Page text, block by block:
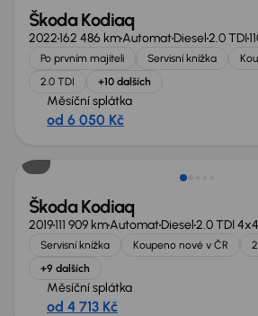
Škoda Kodiaq
2022162 486 kmAutomatDiesel2.0 TDI
Po prvním majiteli Servisní knížka
2.0 TDI
+10 dalších
Měsíční splátka
od 6 050 Kč
Škoda Kodiaq
2019111 909 kmAutomatDiesel2.0 TDI 4x4
Servisní knížka Koupeno nové v ČR
+9 dalších
Měsíční splátka
od 4 713 Kč